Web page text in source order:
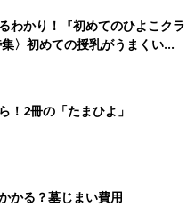
わかり！『初めてのひよこクラ
〉初めての授乳がうまくい
の基本と夏のトラブル 解決テ
！2冊の「たまひよ」
かる？墓じまい費用